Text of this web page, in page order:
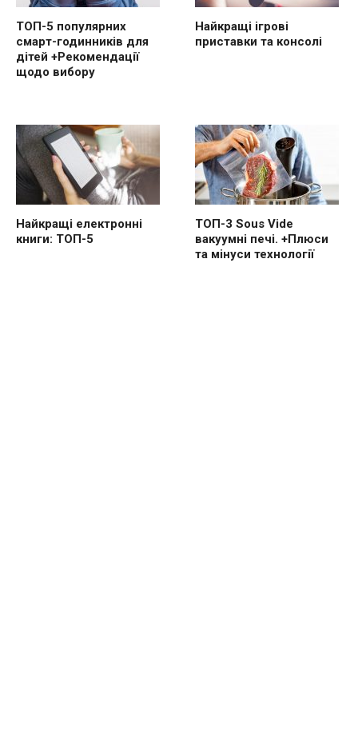
ТОП-5 популярних
смарт-годинників для
дітей +Рекомендації
щодо вибору
Найкращі ігрові
приставки та консолі
Найкращі електронні
книги: ТОП-5
ТОП-3 Sous Vide
вакуумні печі. +Плюси
та мінуси технології